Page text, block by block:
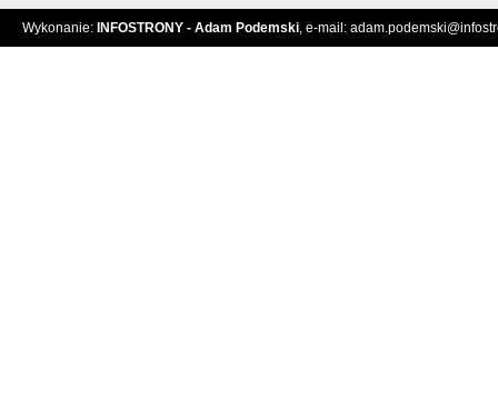
Wykonanie: INFOSTRONY - Adam Podemski, e-mail: